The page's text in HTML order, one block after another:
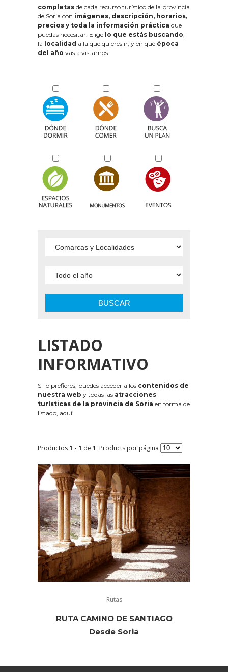
completas de cada recurso turístico de la provincia
de Soria con imágenes, descripción, horarios,
precios y toda la información práctica que
puedas necesitar. Elige lo que estás buscando,
la localidad a la que quieres ir, y en qué época
del año vas a vistarnos:
BUSCAR
LISTADO
INFORMATIVO
Si lo prefieres, puedes acceder a los contenidos de
nuestra web y todas las atracciones
turísticas de la provincia de Soria en forma de
listado, aquí:
Productos1 - 1 de 1. Products por página
Rutas
RUTA CAMINO DE SANTIAGO
Desde Soria